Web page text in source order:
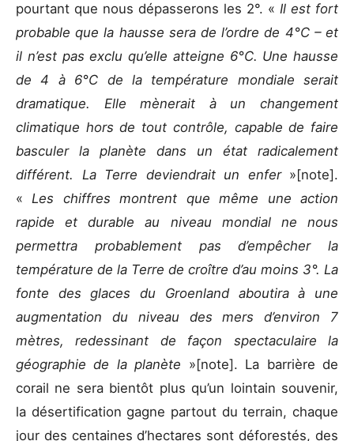
pourtant que nous dépasserons les 2°. « Il est fort
probable que la hausse sera de l’ordre de 4°C – et
il n’est pas exclu qu’elle atteigne 6°C. Une hausse
de 4 à 6°C de la température mondiale serait
dramatique. Elle mènerait à un changement
climatique hors de tout contrôle, capable de faire
basculer la planète dans un état radicalement
différent. La Terre deviendrait un enfer»[note].
«Les chiffres montrent que même une action
rapide et durable au niveau mondial ne nous
permettra probablement pas d’empêcher la
température de la Terre de croître d’au moins 3°. La
fonte des glaces du Groenland aboutira à une
augmentation du niveau des mers d’environ 7
mètres, redessinant de façon spectaculaire la
géographie de la planète »[note]. La barrière de
corail ne sera bientôt plus qu’un lointain souvenir,
la désertification gagne partout du terrain, chaque
jour des centaines d’hectares sont déforestés, des